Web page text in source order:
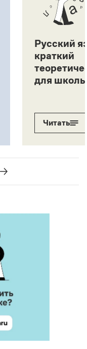
Русский
краткий
для
Читать